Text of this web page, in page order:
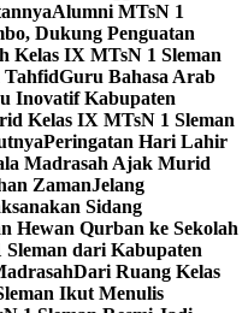
Alumni MTsN 1
Dukung Penguatan
Kelas IX MTsN 1 Sleman
TahfidGuru Bahasa Arab
Inovatif Kabupaten
Kelas IX MTsN 1 Sleman
Peringatan Hari Lahir
Madrasah Ajak Murid
ZamanJelang
Sidang
Hewan Qurban ke Sekolah
dari Kabupaten
Dari Ruang Kelas
Ikut Menulis